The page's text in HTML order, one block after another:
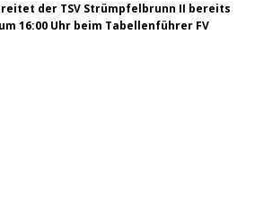
der TSV Strümpfelbrunn II bereits
16:00 Uhr beim Tabellenführer FV